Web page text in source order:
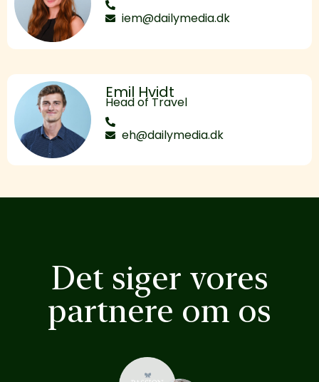
iem@dailymedia.dk
Emil Hvidt
Head of Travel
eh@dailymedia.dk
Det siger vores
partnere om os